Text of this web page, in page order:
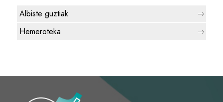
Albiste guztiak
Hemeroteka